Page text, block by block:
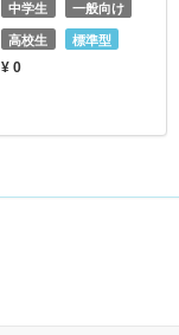
中学生 一般向け
高校生 標準型
¥ 0